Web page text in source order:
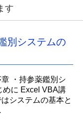
す
別システムの
・持参薬鑑別シ
めに Excel VBA講
システムの基本と